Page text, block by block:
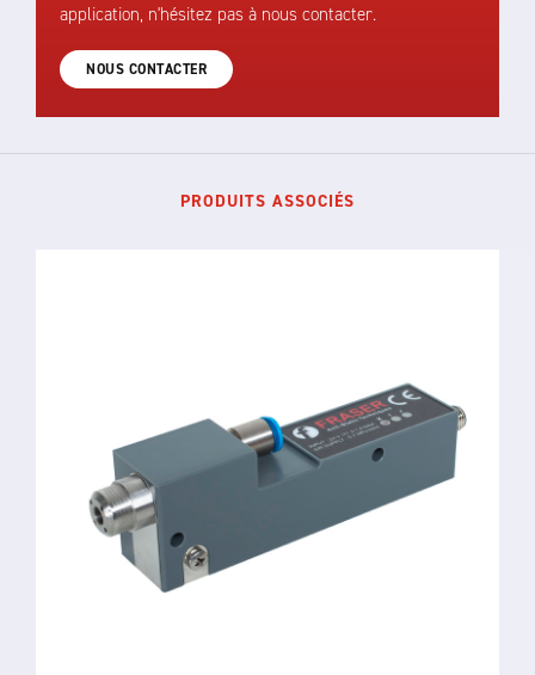
application, n'hésitez pas à nous contacter.
NOUS CONTACTER
PRODUITS ASSOCIÉS